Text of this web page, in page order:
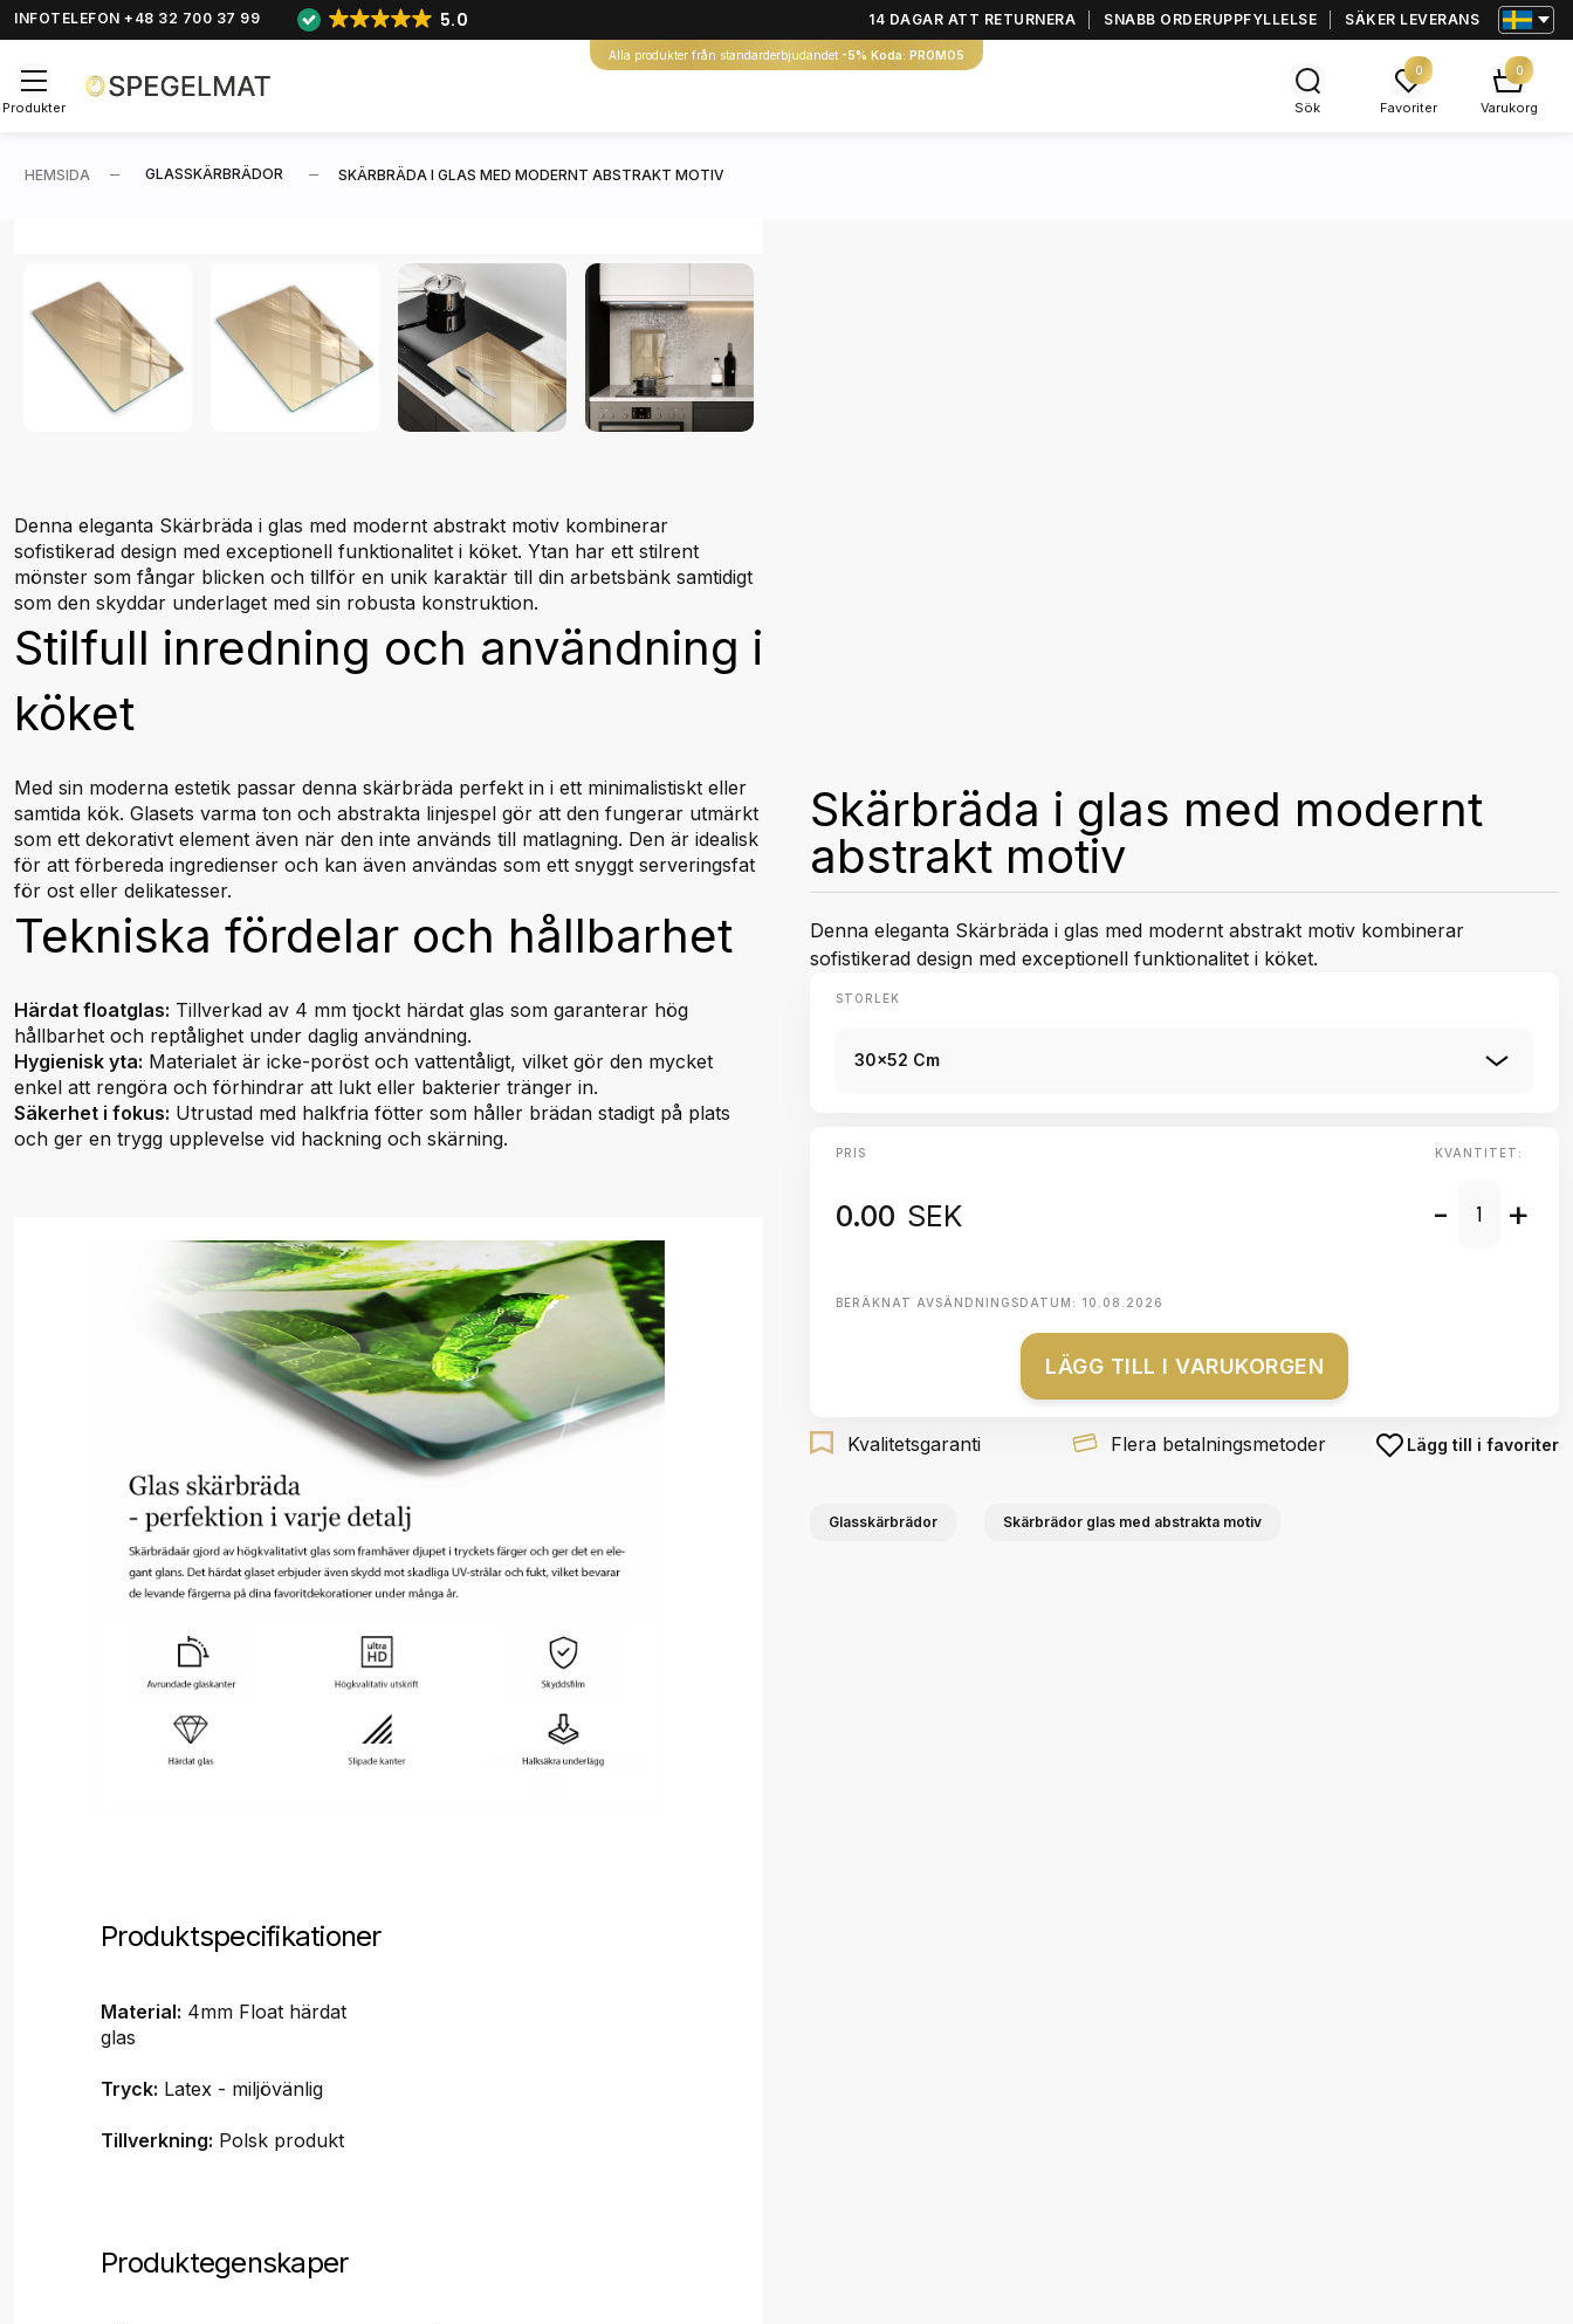
INFOTELEFON +48 32 700 37 99 5.0 14 DAGAR ATT RETURNERA SNABB ORDERUPPFYLLELSE SÄKER LEVERANS
Alla produkter från standarderbjudandet -5% Koda: PROMO5
Produkter Sök
0
Favoriter
0
Varukorg
HEMSIDA GLASSKÄRBRÄDOR SKÄRBRÄDA I GLAS MED MODERNT ABSTRAKT MOTIV
Denna eleganta Skärbräda i glas med modernt abstrakt motiv kombinerar
sofistikerad design med exceptionell funktionalitet i köket. Ytan har ett stilrent
mönster som fångar blicken och tillför en unik karaktär till din arbetsbänk samtidigt
som den skyddar underlaget med sin robusta konstruktion.
Stilfull inredning och användning i
köket
Med sin moderna estetik passar denna skärbräda perfekt in i ett minimalistiskt eller
samtida kök. Glasets varma ton och abstrakta linjespel gör att den fungerar utmärkt
som ett dekorativt element även när den inte används till matlagning. Den är idealisk
för att förbereda ingredienser och kan även användas som ett snyggt serveringsfat
för ost eller delikatesser.
Tekniska fördelar och hållbarhet
Härdat floatglas: Tillverkad av 4 mm tjockt härdat glas som garanterar hög
hållbarhet och reptålighet under daglig användning.
Hygienisk yta: Materialet är icke-poröst och vattentåligt, vilket gör den mycket
enkel att rengöra och förhindrar att lukt eller bakterier tränger in.
Säkerhet i fokus: Utrustad med halkfria fötter som håller brädan stadigt på plats
och ger en trygg upplevelse vid hackning och skärning.
Produktspecifikationer
Material: 4mm Float härdat
glas
Tryck: Latex - miljövänlig
Tillverkning: Polsk produkt
Produktegenskaper
Skärbräda i glas med modernt
abstrakt motiv
Denna eleganta Skärbräda i glas med modernt abstrakt motiv kombinerar
sofistikerad design med exceptionell funktionalitet i köket.
STORLEK
30x52 Cm
PRIS
0.00 SEK
KVANTITET:
- +
BERÄKNAT AVSÄNDNINGSDATUM: 10.08.2026
LÄGG TILL I VARUKORGEN
Kvalitetsgaranti Flera betalningsmetoder Lägg till i favoriter
Glasskärbrädor Skärbrädor glas med abstrakta motiv